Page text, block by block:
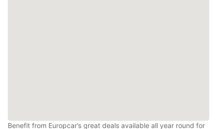
Benefit from Europcar’s great deals available all year round for